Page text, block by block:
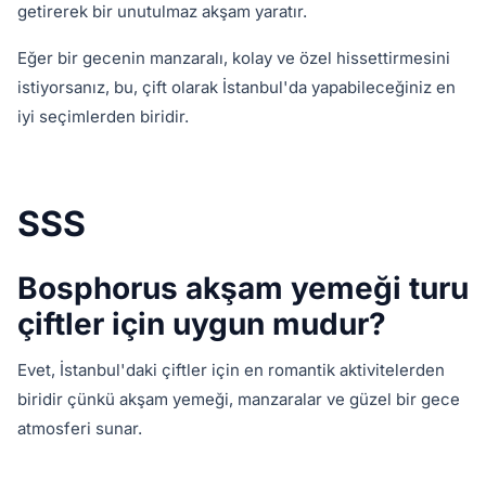
getirerek bir unutulmaz akşam yaratır.
Eğer bir gecenin manzaralı, kolay ve özel hissettirmesini
istiyorsanız, bu, çift olarak İstanbul'da yapabileceğiniz en
iyi seçimlerden biridir.
SSS
Bosphorus akşam yemeği turu
çiftler için uygun mudur?
Evet, İstanbul'daki çiftler için en romantik aktivitelerden
biridir çünkü akşam yemeği, manzaralar ve güzel bir gece
atmosferi sunar.